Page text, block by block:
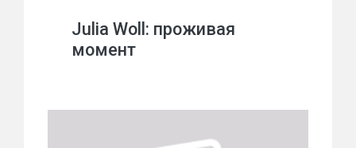
Julia Woll: проживая
момент